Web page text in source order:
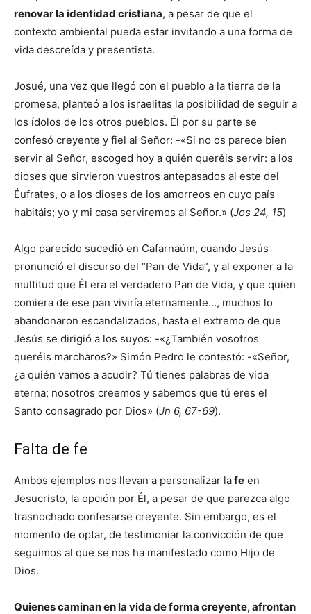
renovar la identidad cristiana, a pesar de que el
contexto ambiental pueda estar invitando a una forma de
vida descreída y presentista.
Josué, una vez que llegó con el pueblo a la tierra de la
promesa, planteó a los israelitas la posibilidad de seguir a
los ídolos de los otros pueblos. Él por su parte se
confesó creyente y fiel al Señor: -«Si no os parece bien
servir al Señor, escoged hoy a quién queréis servir: a los
dioses que sirvieron vuestros antepasados al este del
Éufrates, o a los dioses de los amorreos en cuyo país
habitáis; yo y mi casa serviremos al Señor.» (Jos 24, 15)
Algo parecido sucedió en Cafarnaúm, cuando Jesús
pronunció el discurso del “Pan de Vida”, y al exponer a la
multitud que Él era el verdadero Pan de Vida, y que quien
comiera de ese pan viviría eternamente…, muchos lo
abandonaron escandalizados, hasta el extremo de que
Jesús se dirigió a los suyos: -«¿También vosotros
queréis marcharos?» Simón Pedro le contestó: -«Señor,
¿a quién vamos a acudir? Tú tienes palabras de vida
eterna; nosotros creemos y sabemos que tú eres el
Santo consagrado por Dios» (Jn 6, 67-69).
Falta de fe
Ambos ejemplos nos llevan a personalizar lafe en
Jesucristo, la opción por Él, a pesar de que parezca algo
trasnochado confesarse creyente. Sin embargo, es el
momento de optar, de testimoniar la convicción de que
seguimos al que se nos ha manifestado como Hijo de
Dios.
Quienes caminan en la vida de forma creyente, afrontan